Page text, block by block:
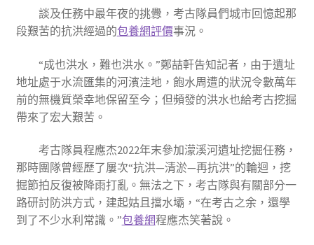
談及任務中最年夜的挑釁，考古隊員們城市回憶起那
段艱苦的抗洪經過的包養網評價事況。
“成也洪水，難也洪水。”鄭喆軒告知記者，由于遺址
地址處于水流匯集的河濱洼地，飽水周遭的狀況令數萬年
前的無機質榮幸地保留至今；但頻發的洪水也給考古挖掘
帶來了宏大艱苦。
考古隊員程應杰2022年末參加濛溪河遺址挖掘任務，
那時團隊曾經歷了屢次“抗洪—清淤—再抗洪”的輪迴，挖
掘節拍反復被降雨打亂。無法之下，考古隊與有關部分一
路研討防洪方式，建起姑且擋水壩，“在考古之余，還學
到了不少水利常識。”包養網程應杰笑著說。